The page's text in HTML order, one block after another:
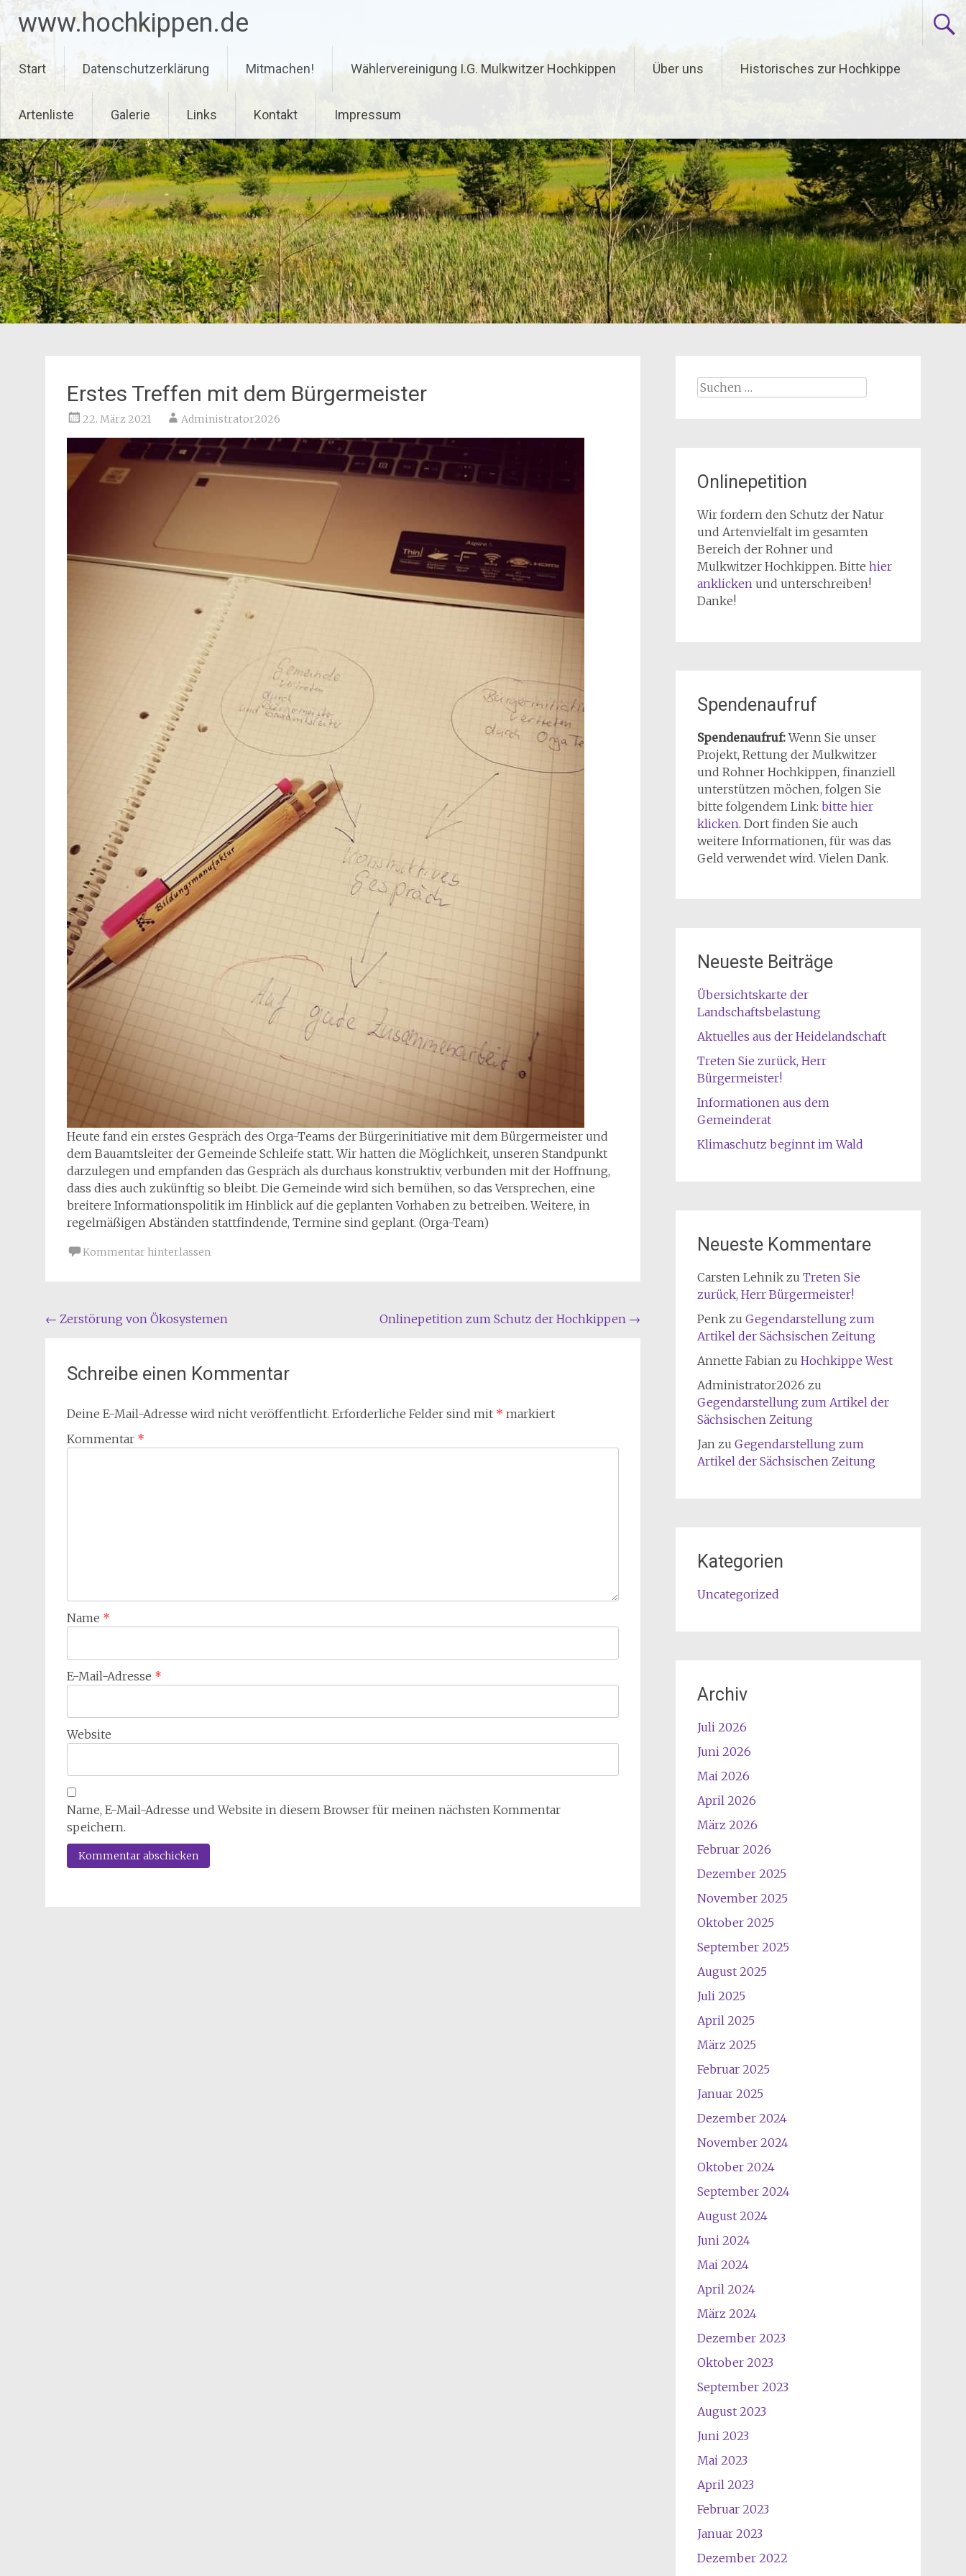
Inhalt
springen
www.hochkippen.de
Start Datenschutzerklärung Mitmachen! Wählervereinigung I.G. Mulkwitzer Hochkippen Über uns Historisches zur Hochkippe
Artenliste Galerie Links Kontakt Impressum
Erstes Treffen mit dem Bürgermeister
22. März 2021 Administrator2026
Heute fand ein erstes Gespräch des Orga-Teams der Bürgerinitiative mit dem Bürgermeister und
dem Bauamtsleiter der Gemeinde Schleife statt. Wir hatten die Möglichkeit, unseren Standpunkt
darzulegen und empfanden das Gespräch als durchaus konstruktiv, verbunden mit der Hoffnung,
dass dies auch zukünftig so bleibt. Die Gemeinde wird sich bemühen, so das Versprechen, eine
breitere Informationspolitik im Hinblick auf die geplanten Vorhaben zu betreiben. Weitere, in
regelmäßigen Abständen stattfindende, Termine sind geplant. (Orga-Team)
Kommentar hinterlassen
Beitragsnavigation
← Zerstörung von Ökosystemen Onlinepetition zum Schutz der Hochkippen →
Schreibe einen Kommentar
Deine E-Mail-Adresse wird nicht veröffentlicht. Erforderliche Felder sind mit * markiert
Kommentar *
Name *
E-Mail-Adresse *
Website
Name, E-Mail-Adresse und Website in diesem Browser für meinen nächsten Kommentar
speichern.
Suchen
Onlinepetition
Wir fordern den Schutz der Natur
und Artenvielfalt im gesamten
Bereich der Rohner und
Mulkwitzer Hochkippen. Bitte hier
anklickenund unterschreiben!
Danke!
Spendenaufruf
Spendenaufruf:Wenn Sie unser
Projekt, Rettung der Mulkwitzer
und Rohner Hochkippen, finanziell
unterstützen möchen, folgen Sie
bitte folgendem Link: bitte hier
klicken. Dort finden Sie auch
weitere Informationen, für was das
Geld verwendet wird. Vielen Dank.
Neueste Beiträge
Übersichtskarte der
Landschaftsbelastung
Aktuelles aus der Heidelandschaft
Treten Sie zurück, Herr
Bürgermeister!
Informationen aus dem
Gemeinderat
Klimaschutz beginnt im Wald
Neueste Kommentare
Carsten Lehnikzu Treten Sie
zurück, Herr Bürgermeister!
Penkzu Gegendarstellung zum
Artikel der Sächsischen Zeitung
Annette Fabianzu Hochkippe West
Administrator2026 zu
Gegendarstellung zum Artikel der
Sächsischen Zeitung
Janzu Gegendarstellung zum
Artikel der Sächsischen Zeitung
Kategorien
Uncategorized
Archiv
Juli 2026
Juni 2026
Mai 2026
April 2026
März 2026
Februar 2026
Dezember 2025
November 2025
Oktober 2025
September 2025
August 2025
Juli 2025
April 2025
März 2025
Februar 2025
Januar 2025
Dezember 2024
November 2024
Oktober 2024
September 2024
August 2024
Juni 2024
Mai 2024
April 2024
März 2024
Dezember 2023
Oktober 2023
September 2023
August 2023
Juni 2023
Mai 2023
April 2023
Februar 2023
Januar 2023
Dezember 2022